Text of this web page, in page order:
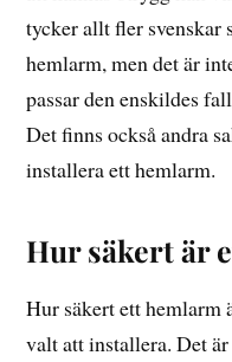
tycker allt fler svenskar
hemlarm, men det är
passar den enskildes
Det finns också andra
installera ett hemlarm.
Hur säkert är
Hur säkert ett hemlarm
valt att installera. Det